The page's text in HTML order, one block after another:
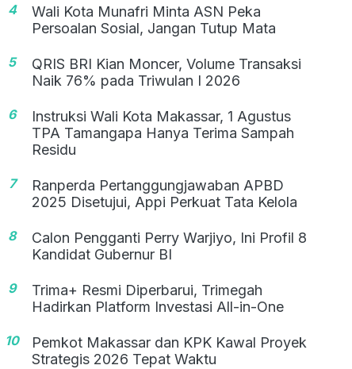
4
Wali Kota Munafri Minta ASN Peka
Persoalan Sosial, Jangan Tutup Mata
5
QRIS BRI Kian Moncer, Volume Transaksi
Naik 76% pada Triwulan I 2026
6
Instruksi Wali Kota Makassar, 1 Agustus
TPA Tamangapa Hanya Terima Sampah
Residu
7
Ranperda Pertanggungjawaban APBD
2025 Disetujui, Appi Perkuat Tata Kelola
8
Calon Pengganti Perry Warjiyo, Ini Profil 8
Kandidat Gubernur BI
9
Trima+ Resmi Diperbarui, Trimegah
Hadirkan Platform Investasi All-in-One
10
Pemkot Makassar dan KPK Kawal Proyek
Strategis 2026 Tepat Waktu